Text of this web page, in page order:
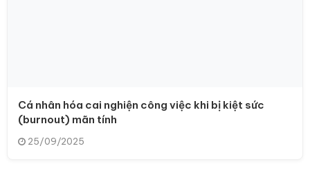
Cá nhân hóa cai nghiện công việc khi bị kiệt sức
(burnout) mãn tính
25/09/2025